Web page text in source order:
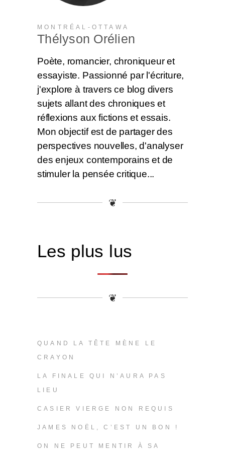
MONTRÉAL-OTTAWA
Thélyson Orélien
Poète, romancier, chroniqueur et
essayiste. Passionné par l'écriture,
j'explore à travers ce blog divers
sujets allant des chroniques et
réflexions aux fictions et essais.
Mon objectif est de partager des
perspectives nouvelles, d'analyser
des enjeux contemporains et de
stimuler la pensée critique...
❦
Les plus lus
❦
QUAND LA TÊTE MÈNE LE
CRAYON
LA FINALE QUI N’AURA PAS
LIEU
CASIER VIERGE NON REQUIS
JAMES NOËL, C’EST UN BON !
ON NE PEUT MENTIR À SA